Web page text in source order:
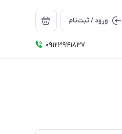
ورود / ثبت‌نام
09123941837